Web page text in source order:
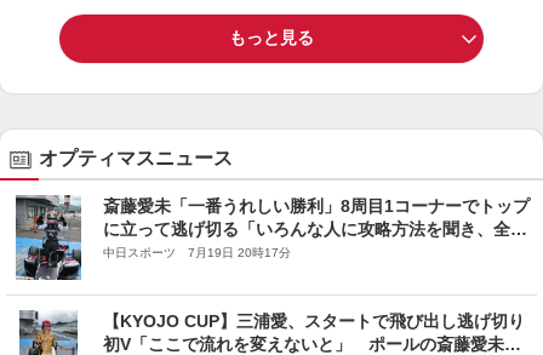
もっと見る
オプティマスニュース
斎藤愛未「一番うれしい勝利」8周目1コーナーでトップ
に立って逃げ切る「いろんな人に攻略方法を聞き、全て
試した」【KYOJO CUP】
中日スポーツ 7月19日 20時17分
【KYOJO CUP】三浦愛、スタートで飛び出し逃げ切り
初V「ここで流れを変えないと」 ポールの斎藤愛未は2